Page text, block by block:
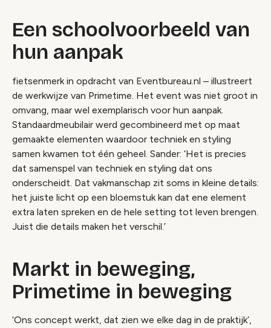
Een schoolvoorbeeld van
hun aanpak
fietsenmerk in opdracht van Eventbureau.nl – illustreert
de werkwijze van Primetime. Het event was niet groot in
omvang, maar wel exemplarisch voor hun aanpak.
Standaardmeubilair werd gecombineerd met op maat
gemaakte elementen waardoor techniek en styling
samen kwamen tot één geheel. Sander: ‘Het is precies
dat samenspel van techniek en styling dat ons
onderscheidt. Dat vakmanschap zit soms in kleine details:
het juiste licht op een bloemstuk kan dat ene element
extra laten spreken en de hele setting tot leven brengen.
Juist die details maken het verschil.’
Markt in beweging,
Primetime in beweging
‘Ons concept werkt, dat zien we elke dag in de praktijk’,